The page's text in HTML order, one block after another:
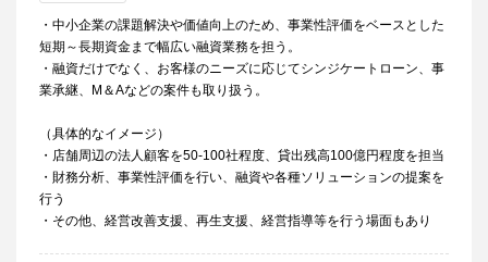
・中小企業の課題解決や価値向上のため、事業性評価をベースとした
短期～長期資金まで幅広い融資業務を担う。
・融資だけでなく、お客様のニーズに応じてシンジケートローン、事
業承継、M＆Aなどの案件も取り扱う。
（具体的なイメージ）
・店舗周辺の法人顧客を50‐100社程度、貸出残高100億円程度を担当
・財務分析、事業性評価を行い、融資や各種ソリューションの提案を
行う
・その他、経営改善支援、再生支援、経営指導等を行う場面もあり